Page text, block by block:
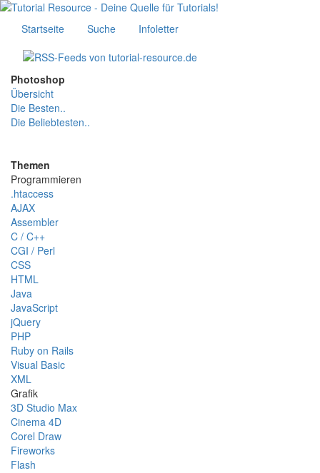
Startseite Suche Infoletter
Photoshop
Übersicht
Die Besten..
Die Beliebtesten..
Themen
Programmieren
.htaccess
AJAX
Assembler
C / C++
CGI / Perl
CSS
HTML
Java
JavaScript
jQuery
PHP
Ruby on Rails
Visual Basic
XML
Grafik
3D Studio Max
Cinema 4D
Corel Draw
Fireworks
Flash